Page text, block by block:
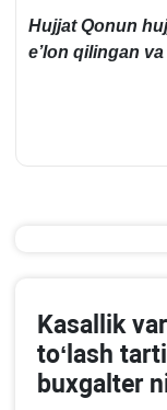
Hujjat Qonun
e’lon qilingan va
Kasallik
toʻlash
buхgalter